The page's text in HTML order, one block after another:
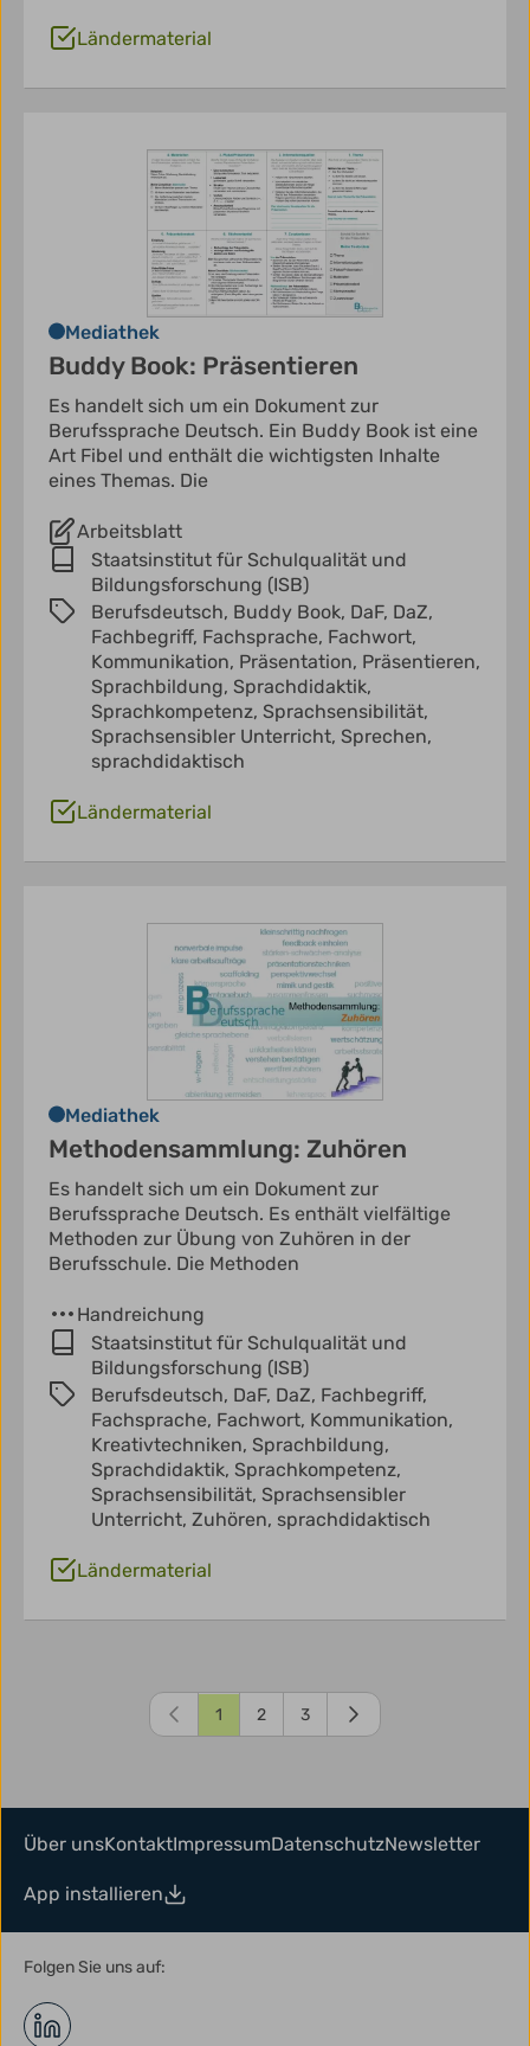
Ländermaterial
Mediathek
Buddy Book: Präsentieren
Es handelt sich um ein Dokument zur
Berufssprache Deutsch. Ein Buddy Book ist eine
Art Fibel und enthält die wichtigsten Inhalte
eines Themas. Die
Arbeitsblatt
Staatsinstitut für Schulqualität und
Bildungsforschung (ISB)
Berufsdeutsch, Buddy Book, DaF, DaZ,
Fachbegriff, Fachsprache, Fachwort,
Kommunikation, Präsentation, Präsentieren,
Sprachbildung, Sprachdidaktik,
Sprachkompetenz, Sprachsensibilität,
Sprachsensibler Unterricht, Sprechen,
sprachdidaktisch
Ländermaterial
Mediathek
Methodensammlung: Zuhören
Es handelt sich um ein Dokument zur
Berufssprache Deutsch. Es enthält vielfältige
Methoden zur Übung von Zuhören in der
Berufsschule. Die Methoden
Handreichung
Staatsinstitut für Schulqualität und
Bildungsforschung (ISB)
Berufsdeutsch, DaF, DaZ, Fachbegriff,
Fachsprache, Fachwort, Kommunikation,
Kreativtechniken, Sprachbildung,
Sprachdidaktik, Sprachkompetenz,
Sprachsensibilität, Sprachsensibler
Unterricht, Zuhören, sprachdidaktisch
Ländermaterial
1 2 3
Über unsKontaktImpressumDatenschutzNewsletter
App installieren
Folgen Sie uns auf: